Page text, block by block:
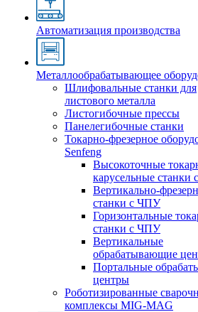
Автоматизация производства
Металлообрабатывающее
Шлифовальные станки для
листового металла
Листогибочные прессы
Панелегибочные станки
Токарно-фрезерное
Senfeng
Высокоточные
карусельные
Вертикально-
станки с ЧПУ
Горизонтальные
станки с ЧПУ
Вертикальные
обрабатывающие
Портальные
центры
Роботизированные
комплексы MIG-MAG